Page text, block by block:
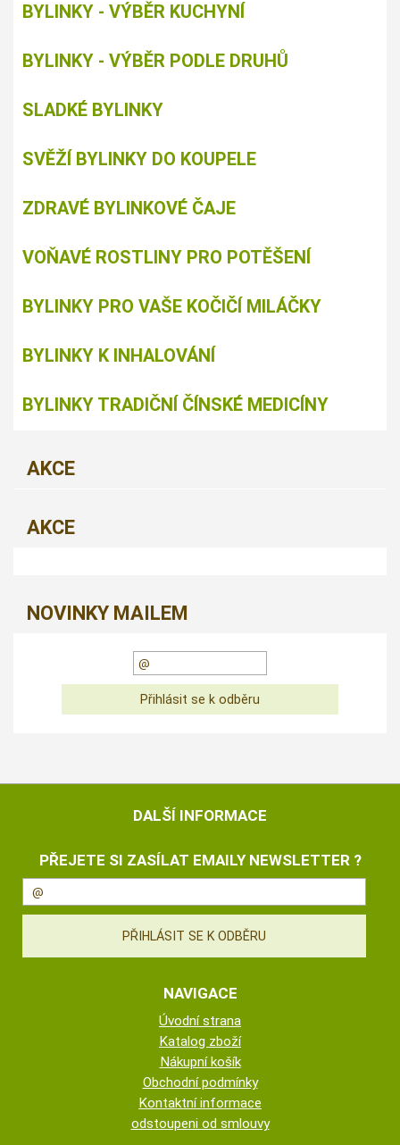
BYLINKY - VÝBĚR KUCHYNÍ
BYLINKY - VÝBĚR PODLE DRUHŮ
SLADKÉ BYLINKY
SVĚŽÍ BYLINKY DO KOUPELE
ZDRAVÉ BYLINKOVÉ ČAJE
VOŇAVÉ ROSTLINY PRO POTĚŠENÍ
BYLINKY PRO VAŠE KOČIČÍ MILÁČKY
BYLINKY K INHALOVÁNÍ
BYLINKY TRADIČNÍ ČÍNSKÉ MEDICÍNY
AKCE
AKCE
NOVINKY MAILEM
DALŠÍ INFORMACE
PŘEJETE SI ZASÍLAT EMAILY NEWSLETTER ?
NAVIGACE
Úvodní strana
Katalog zboží
Nákupní košík
Obchodní podmínky
Kontaktní informace
odstoupeni od smlouvy